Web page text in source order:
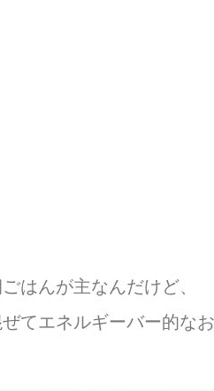
はんが主なんだけど、
てエネルギーバー的なお